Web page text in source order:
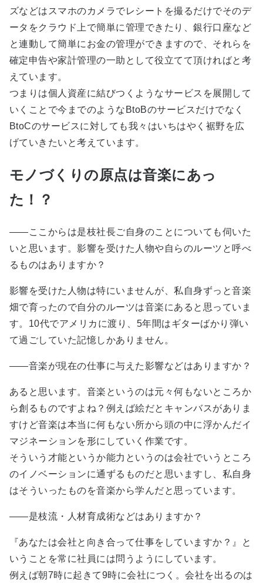
ズなどはスマホのカメラでレシートを撮るだけでそのデ
ータをクラウド上で簡単に管理できたり、銀行口座など
と連動して簡単にお金の管理ができますので、それらを
確定申告や家計管理の一助として役立てて頂ければと考
えています。
つまりは個人資産に結びつくようなサービスを展開して
いくことで今までのようなBtoBのサービスだけでなく
BtoCのサービスに対しても我々はいちはやく裾野を広
げていきたいと考えています。
モノづくりの原点は音楽にあっ
た！？
――ここからは是枝社長ご自身のことについても伺いた
いと思います。影響を受けた人物や自らのルーツと呼べ
るものはありますか？
影響を受けた人物は特にいませんが、私自身ずっと音楽
畑で育ったので自分のルーツは音楽にあると思っていま
す。10代でアメリカに渡り、5年間はギターばかり弾い
て過ごしていた記憶しかありません。
――音楽が現在の仕事に与えた影響などはありますか？
あると思います。音楽というのは元々何もないところか
ら創るものですよね？例えば絵だとキャンバスがありま
すけど音楽は本当に何もない所から頭の中に浮かんだイ
マジネーションを形にしていく作業です。
そういう才能というか能力というのは会社でいうところ
のイノベーションに通ずるものだと思いますし、私自身
はそういったものを音楽から学んだと思っています。
――是枝流・人材育成術などはありますか？
『あなたは会社と向き合って仕事をしていますか？』と
いうことを常に社員には問うようにしています。
例えば朝7時に起きて9時に会社につく。会社を出るのは